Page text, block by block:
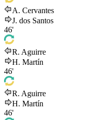
A. Cervantes
J. dos Santos
46'
R. Aguirre
H. Martín
46'
R. Aguirre
H. Martín
46'